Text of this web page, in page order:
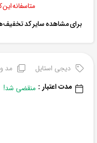
متاسفانه
برای مشاهده سایر کد
دیجی استایل
مد
مدت اعتبار : منقضی شد!